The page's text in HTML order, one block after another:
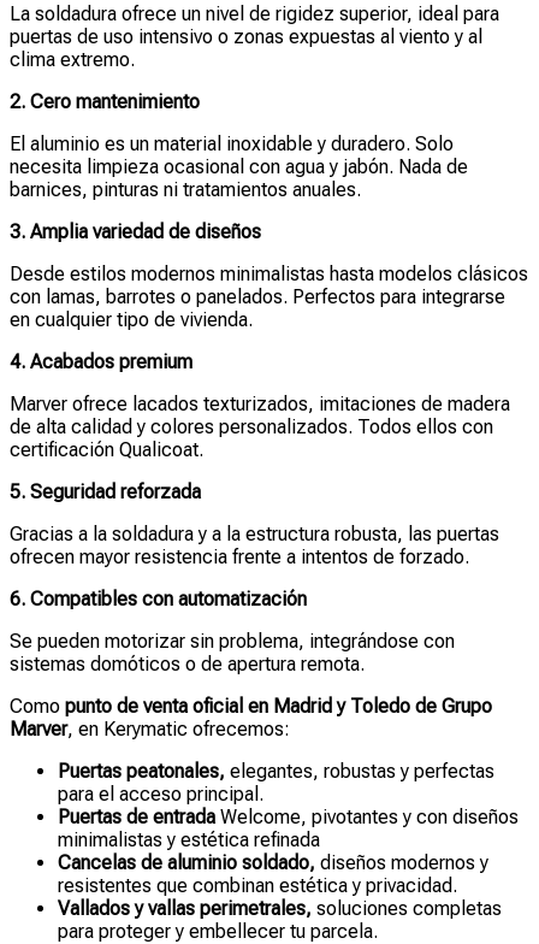
La soldadura ofrece un nivel de rigidez superior, ideal para
puertas de uso intensivo o zonas expuestas al viento y al
clima extremo.
2. Cero mantenimiento
El aluminio es un material inoxidable y duradero. Solo
necesita limpieza ocasional con agua y jabón. Nada de
barnices, pinturas ni tratamientos anuales.
3. Amplia variedad de diseños
Desde estilos modernos minimalistas hasta modelos clásicos
con lamas, barrotes o panelados. Perfectos para integrarse
en cualquier tipo de vivienda.
4. Acabados premium
Marver ofrece lacados texturizados, imitaciones de madera
de alta calidad y colores personalizados. Todos ellos con
certificación Qualicoat.
5. Seguridad reforzada
Gracias a la soldadura y a la estructura robusta, las puertas
ofrecen mayor resistencia frente a intentos de forzado.
6. Compatibles con automatización
Se pueden motorizar sin problema, integrándose con
sistemas domóticos o de apertura remota.
Como punto de venta oficial en Madrid y Toledo de Grupo
Marver, en Kerymatic ofrecemos:
Puertas peatonales, elegantes, robustas y perfectas
para el acceso principal.
Puertas de entrada Welcome, pivotantes y con diseños
minimalistas y estética refinada
Cancelas de aluminio soldado, diseños modernos y
resistentes que combinan estética y privacidad.
Vallados y vallas perimetrales, soluciones completas
para proteger y embellecer tu parcela.